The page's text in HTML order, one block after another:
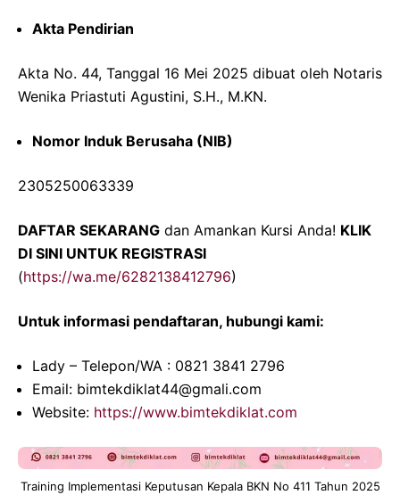
Akta Pendirian
Akta No. 44, Tanggal 16 Mei 2025 dibuat oleh Notaris
Wenika Priastuti Agustini, S.H., M.KN.
Nomor Induk Berusaha (NIB)
2305250063339
DAFTAR SEKARANG dan Amankan Kursi Anda! KLIK
DI SINI UNTUK REGISTRASI
(https://wa.me/6282138412796)
Untuk informasi pendaftaran, hubungi kami:
Lady – Telepon/WA : 0821 3841 2796
Email: bimtekdiklat44@gmali.com
Website: https://www.bimtekdiklat.com
Training Implementasi Keputusan Kepala BKN No 411 Tahun 2025